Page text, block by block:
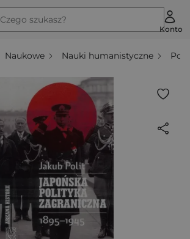
Czego szukasz?
Konto
Naukowe Nauki humanistyczne